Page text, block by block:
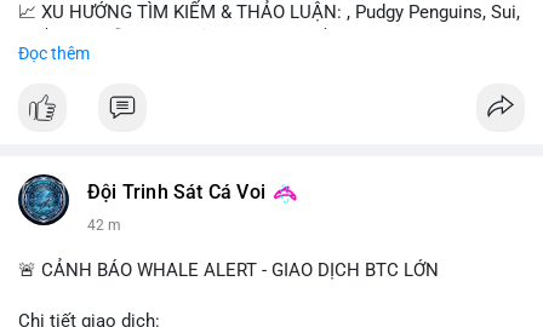
📈 XU HƯỚNG TÌM KIẾM & THẢO LUẬN: , Pudgy Penguins, Sui,
hấp dẫn. BTC vẫn là điểm nhấn nhưng ít được thảo luận so với
tăng x10", và "BICO về bờ 2-2-2026". Bàn tán nhiều về thời gian
cầm tài sản.
💡 NHẬN ĐỊNH & KHUYẾN NGHỊ: Thị trường đang trong giai
Tâm lý ngắn hạn biến động mạnh do sự kết hợp giữa sợ hãi và
Đọc thêm
Đội Trinh Sát Cá Voi
42 m
🚨 CẢNH BÁO WHALE ALERT - GIAO DỊCH BTC LỚN
Chi tiết giao dịch: